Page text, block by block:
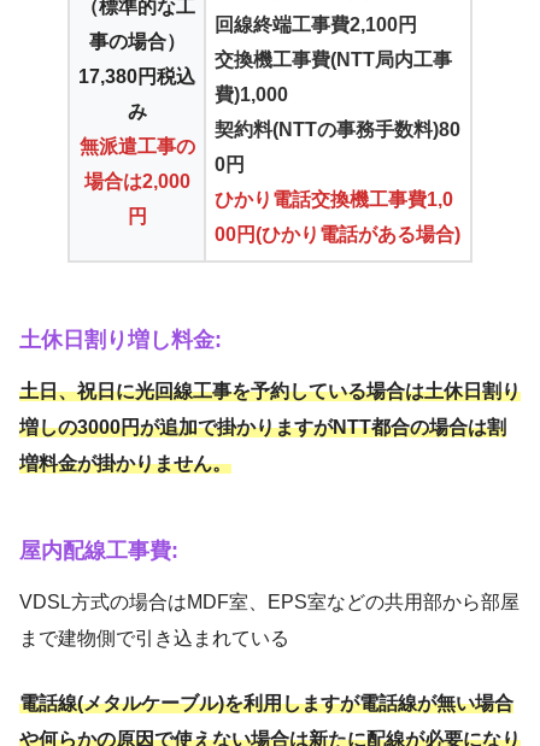
（標準的な工
事の場合）
17,380円税込
み
無派遣工事の
場合は2,000
円
回線終端工事費2,100円
交換機工事費(NTT局内工事
費)1,000
契約料(NTTの事務手数料)80
0円
ひかり電話交換機工事費1,0
00円(ひかり電話がある場合)
土休日割り増し料金:
土日、祝日に光回線工事を予約している場合は土休日割り
増しの3000円が追加で掛かりますがNTT都合の場合は割
増料金が掛かりません。
屋内配線工事費:
VDSL方式の場合はMDF室、EPS室などの共用部から部屋
まで建物側で引き込まれている
電話線(メタルケーブル)を利用しますが電話線が無い場合
や何らかの原因で使えない場合は新たに配線が必要になり